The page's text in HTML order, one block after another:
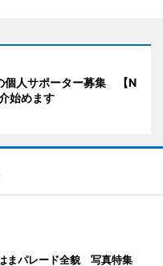
個人サポーター募集 【N
始めます
まパレード全貌 写真特集